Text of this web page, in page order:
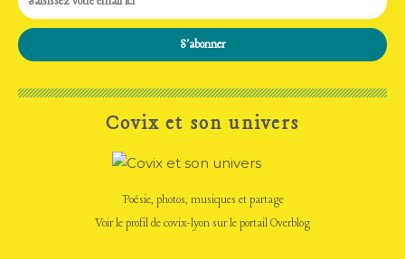
Covix et son univers
Poésie, photos, musiques et partage
Voir le profil decovix-lyon sur le portail Overblog